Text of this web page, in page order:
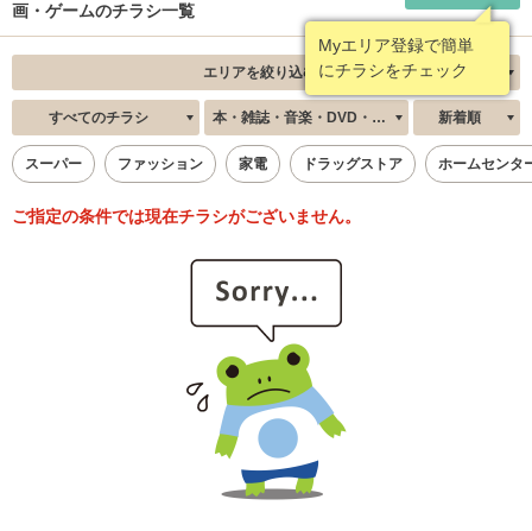
画・ゲームのチラシ一覧
Myエリア登録で簡単
にチラシをチェック
エリアを絞り込む
すべてのチラシ 本・雑誌・音楽・DVD・映画・ゲーム 新着順
スーパー ファッション 家電 ドラッグストア ホームセンタ
ご指定の条件では現在チラシがございません。